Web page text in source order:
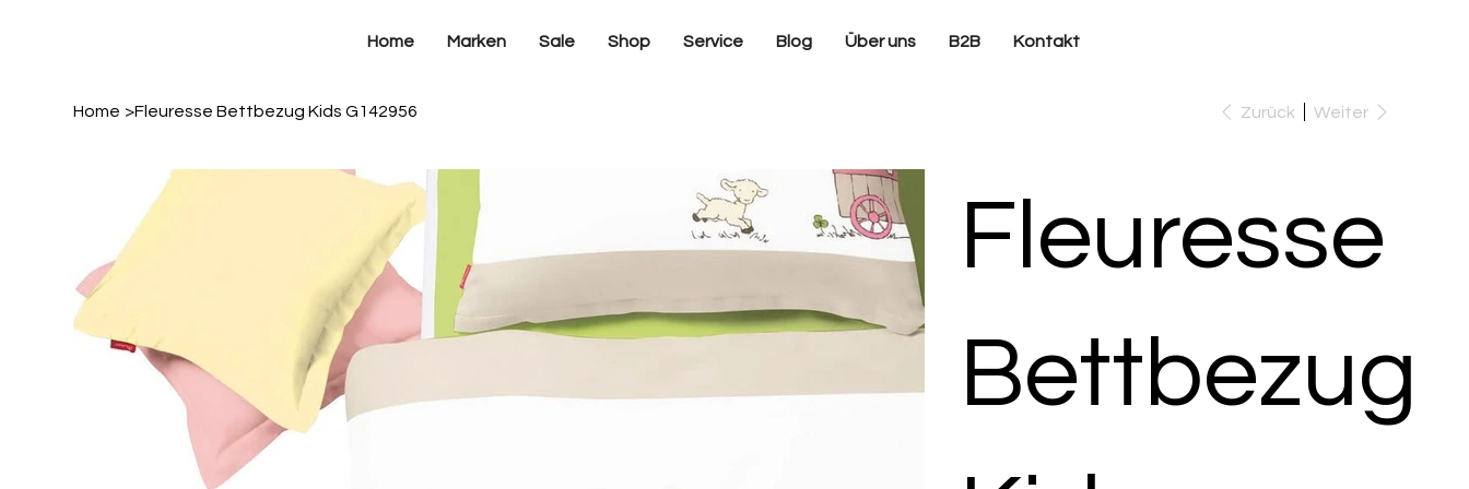
Home Marken Sale Shop Service Blog Über uns B2B Kontakt
Home >Fleuresse Bettbezug Kids G142956 Zurück Weiter
Fleuresse
Bettbezug